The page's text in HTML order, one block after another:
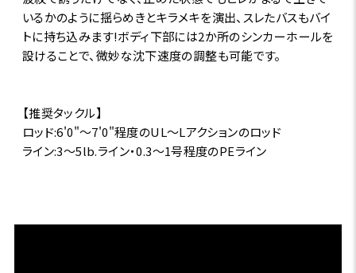
いるかのように揺らめきとキラメキを演出、スレたバスもバイ
トに持ち込みます!ボディ下部には2か所のシンカーホールを
設けることで、微妙な沈下速度の調整も可能です。
【推奨タックル】
ロッド:6'0"～7'0"程度のUL～Lアクションのロッド
ライン:3～5lb.ライン・0.3～1号程度のPEライン